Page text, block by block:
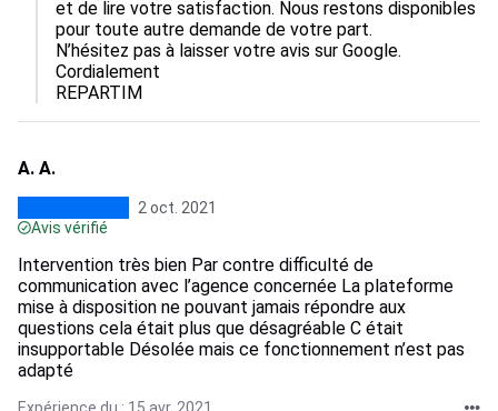
et de lire votre satisfaction. Nous restons disponibles
pour toute autre demande de votre part.
N’hésitez pas à laisser votre avis sur Google.
Cordialement
REPARTIM
A. A.
2 oct. 2021
Avis vérifié
Intervention très bien Par contre difficulté de
communication avec l’agence concernée La plateforme
mise à disposition ne pouvant jamais répondre aux
questions cela était plus que désagréable C était
insupportable Désolée mais ce fonctionnement n’est pas
adapté